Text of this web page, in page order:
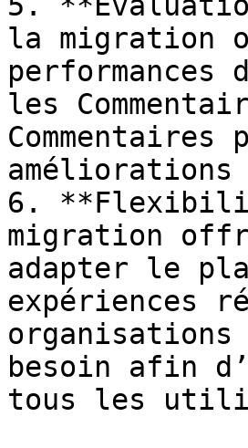
la migration
les
améliorations
6.
migration
adapter le
expériences
organisations
besoin afin
tous les